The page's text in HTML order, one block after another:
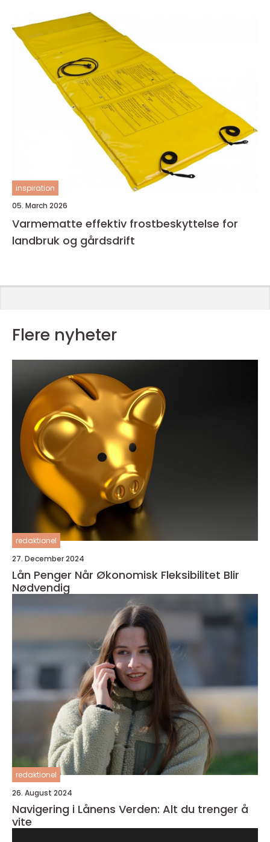
inspiration
05. March 2026
Varmematte effektiv frostbeskyttelse for
landbruk og gårdsdrift
Flere nyheter
redaktionel
27. December 2024
Lån Penger Når Økonomisk Fleksibilitet Blir
Nødvendig
redaktionel
26. August 2024
Navigering i Lånens Verden: Alt du trenger å
vite